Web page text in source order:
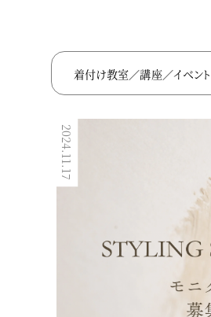
着付け教室／講座／イベン
2024.11.17
2023.05.22